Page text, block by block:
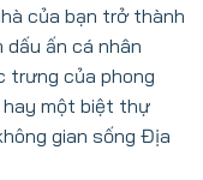
của bạn trở thành
ấn cá nhân
trưng của phong
hay một biệt thự
gian sống Địa